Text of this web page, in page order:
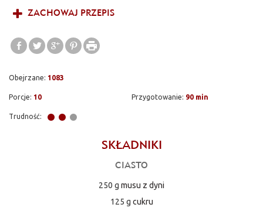
ZACHOWAJ PRZEPIS
Obejrzane: 1083
Porcje: 10 Przygotowanie: 90 min
Trudność:
SKŁADNIKI
CIASTO
250 g musu z dyni
125 g cukru